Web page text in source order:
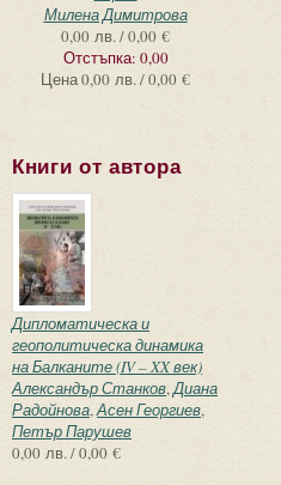
Милена Димитрова
0,00 лв. / 0,00 €
Отстъпка: 0,00
Цена0,00 лв. / 0,00 €
Книги от автора
Дипломатическа и
геополитическа динамика
на Балканите (IV – XX век)
Александър Станков,Диана
Радойнова,Асен Георгиев,
Петър Парушев
0,00 лв. / 0,00 €